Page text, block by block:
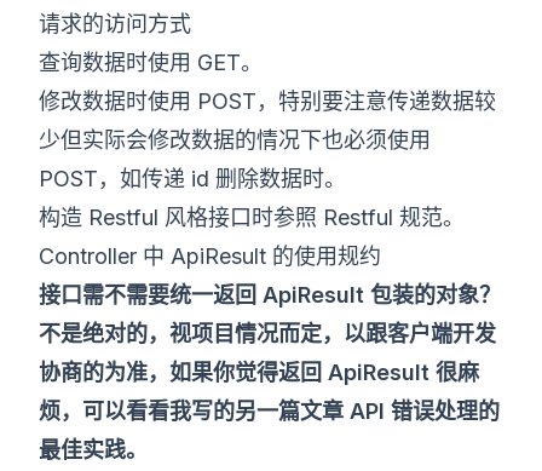
请求的访问方式
查询数据时使用 GET。
修改数据时使用 POST，特别要注意传递数据较
少但实际会修改数据的情况下也必须使用
POST，如传递 id 删除数据时。
构造 Restful 风格接口时参照 Restful 规范。
Controller 中 ApiResult 的使用规约
接口需不需要统一返回 ApiResult 包装的对象？
不是绝对的，视项目情况而定，以跟客户端开发
协商的为准，如果你觉得返回 ApiResult 很麻
烦，可以看看我写的另一篇文章 API 错误处理的
最佳实践。